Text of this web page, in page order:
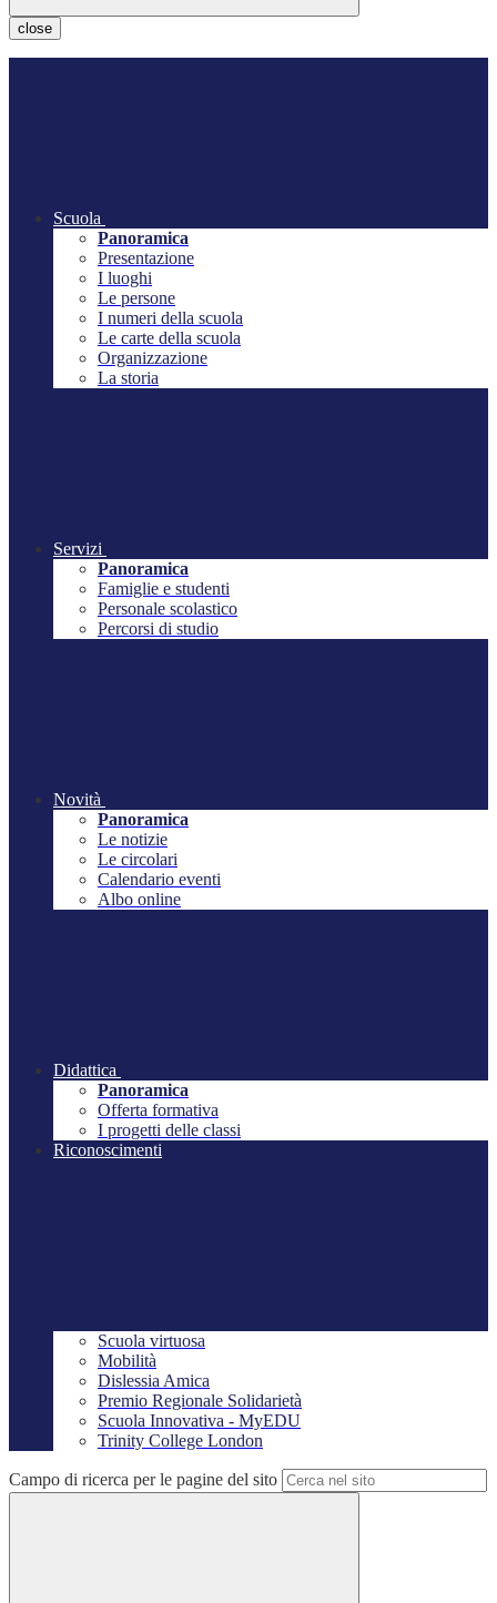
close
Scuola
Panoramica
Presentazione
I luoghi
Le persone
I numeri della scuola
Le carte della scuola
Organizzazione
La storia
Servizi
Panoramica
Famiglie e studenti
Personale scolastico
Percorsi di studio
Novità
Panoramica
Le notizie
Le circolari
Calendario eventi
Albo online
Didattica
Panoramica
Offerta formativa
I progetti delle classi
Riconoscimenti
Scuola virtuosa
Mobilità
Dislessia Amica
Premio Regionale Solidarietà
Scuola Innovativa - MyEDU
Trinity College London
Campo di ricerca per le pagine del sito